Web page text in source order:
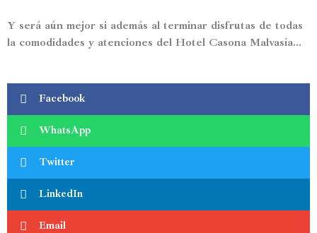
Y será aún mejor si además al terminar disfrutas de todas
la comodidades y atenciones del Hotel Casona Malvasía…
Facebook
WhatsApp
Twitter
LinkedIn
Email